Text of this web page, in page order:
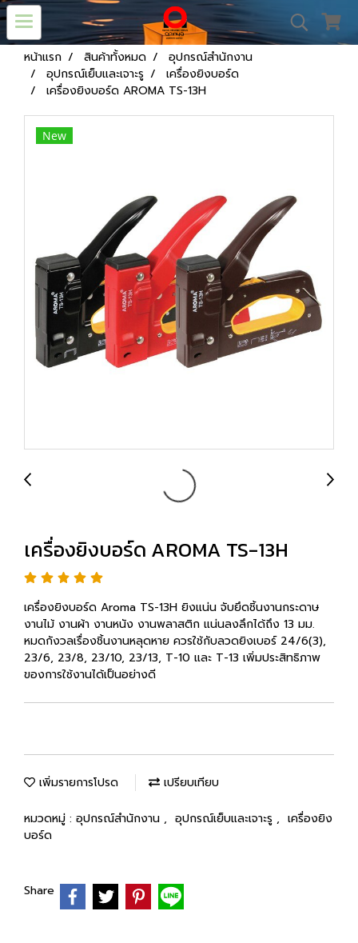
หน้าแรก สินค้าทั้งหมด
อุปกรณ์สำนักงาน
อุปกรณ์เย็บและเจาะรู
เครื่องยิงบอร์ด
เครื่องยิงบอร์ด AROMA TS-13H
New
เครื่องยิงบอร์ด AROMA TS-13H
เครื่องยิงบอร์ด Aroma TS-13H ยิงแน่น จับยึดชิ้นงานกระดาษ
งานไม้ งานผ้า งานหนัง งานพลาสติก แน่นลงลึกได้ถึง 13 มม.
หมดกังวลเรื่องชิ้นงานหลุดหาย ควรใช้กับลวดยิงเบอร์ 24/6(3),
23/6, 23/8, 23/10, 23/13, T-10 และ T-13 เพิ่มประสิทธิภาพ
ของการใช้งานได้เป็นอย่างดี
เพิ่มรายการโปรด เปรียบเทียบ
หมวดหมู่ : อุปกรณ์สำนักงาน , อุปกรณ์เย็บและเจาะรู , เครื่องยิง
บอร์ด
Share